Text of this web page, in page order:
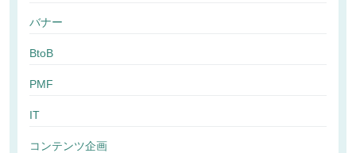
バナー
BtoB
PMF
IT
コンテンツ企画